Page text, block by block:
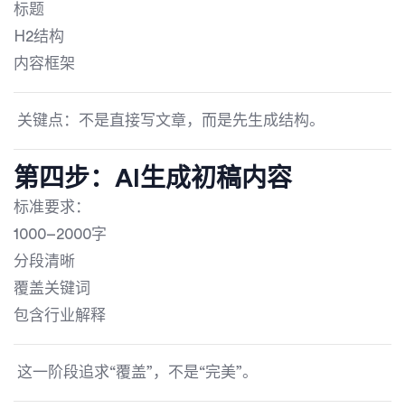
标题
H2结构
内容框架
关键点：不是直接写文章，而是先生成结构。
第四步：AI生成初稿内容
标准要求：
1000–2000字
分段清晰
覆盖关键词
包含行业解释
这一阶段追求“覆盖”，不是“完美”。